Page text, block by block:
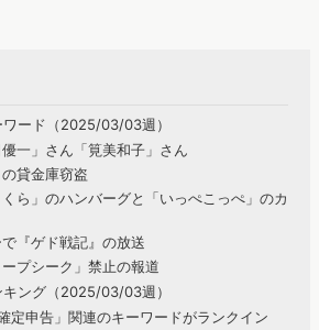
ード（2025/03/03週）
一」さん「筧美和子」さん
の貸金庫窃盗
ら」のハンバーグと「いっぺこっぺ」のカ
『ゲド戦記』の放送
プシーク」禁止の報道
ング（2025/03/03週）
定申告」関連のキーワードがランクイン